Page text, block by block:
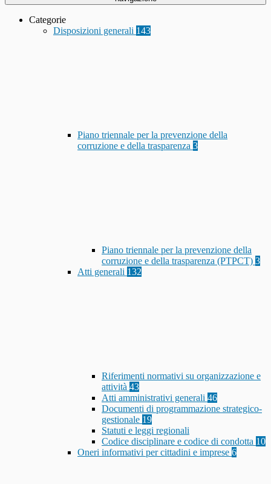
Categorie
Disposizioni generali 143
Piano triennale per la prevenzione della
corruzione e della trasparenza 3
Piano triennale per la prevenzione della
corruzione e della trasparenza (PTPCT) 3
Atti generali 132
Riferimenti normativi su organizzazione e
attività 43
Atti amministrativi generali 46
Documenti di programmazione strategico-
gestionale 19
Statuti e leggi regionali
Codice disciplinare e codice di condotta 10
Oneri informativi per cittadini e imprese 6